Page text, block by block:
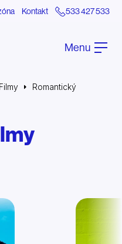
Kontakt 533 427 533
Menu
Filmy Romantický